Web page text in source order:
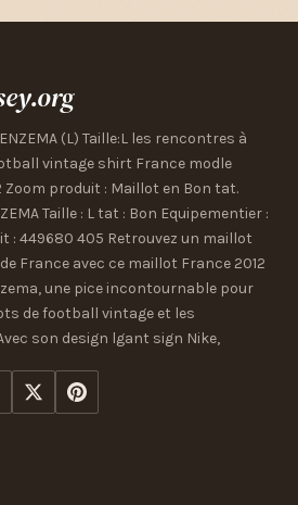
(L) Taille:L les rencontres à
vintage shirt France modle
Zoom produit : Maillot en Bon tat.
Taille : L tat : Bon Equipementier :
: 449680 405 Retrouvez un maillot
France avec ce maillot France 2012
une pice incontournable pour
de football vintage et les
son design lgant sign Nike,